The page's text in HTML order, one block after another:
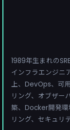
1989年生まれの
インフラエンジニ
上、DevOps、可
リング、オブザー
築、Docker開発環
リング、セキュリ